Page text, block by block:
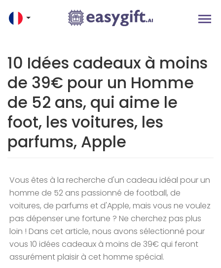
10 Idées cadeaux à moins
de 39€ pour un Homme
de 52 ans, qui aime le
foot, les voitures, les
parfums, Apple
Vous êtes à la recherche d'un cadeau idéal pour un
homme de 52 ans passionné de football, de
voitures, de parfums et d'Apple, mais vous ne voulez
pas dépenser une fortune ? Ne cherchez pas plus
loin ! Dans cet article, nous avons sélectionné pour
vous 10 idées cadeaux à moins de 39€ qui feront
assurément plaisir à cet homme spécial.